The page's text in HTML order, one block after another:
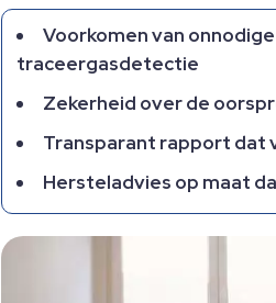
Voorkomen van
traceergasdetectie
Zekerheid over de
Transparant rapport dat
Hersteladvies op maat